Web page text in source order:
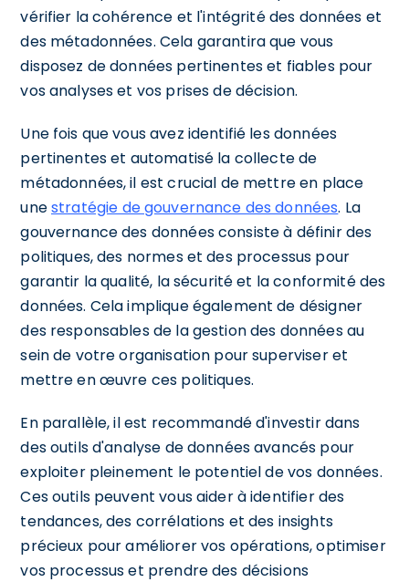
vérifier la cohérence et l'intégrité des données et
des métadonnées. Cela garantira que vous
disposez de données pertinentes et fiables pour
vos analyses et vos prises de décision.
Une fois que vous avez identifié les données
pertinentes et automatisé la collecte de
métadonnées, il est crucial de mettre en place
unestratégie de gouvernance des données. La
gouvernance des données consiste à définir des
politiques, des normes et des processus pour
garantir la qualité, la sécurité et la conformité des
données. Cela implique également de désigner
des responsables de la gestion des données au
sein de votre organisation pour superviser et
mettre en œuvre ces politiques.
En parallèle, il est recommandé d'investir dans
des outils d'analyse de données avancés pour
exploiter pleinement le potentiel de vos données.
Ces outils peuvent vous aider à identifier des
tendances, des corrélations et des insights
précieux pour améliorer vos opérations, optimiser
vos processus et prendre des décisions